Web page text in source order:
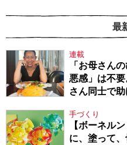
最
連載
「お母さん
悪感」は不
さん同士で
手づくり
【ボーネル
に、塗って